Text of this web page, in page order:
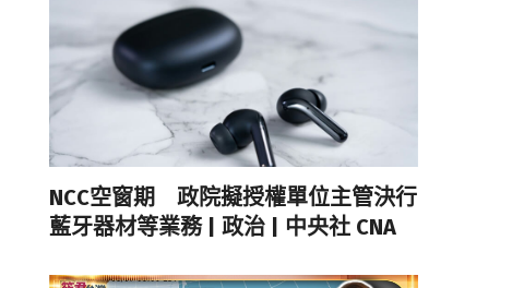
NCC空窗期 政院擬授權單位主管決行
藍牙器材等業務 | 政治 | 中央社 CNA